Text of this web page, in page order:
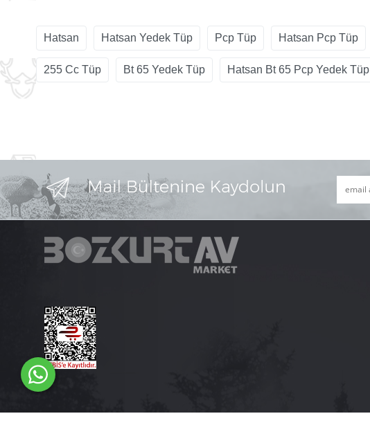
Hatsan Hatsan Yedek Tüp Pcp Tüp Hatsan Pcp Tüp
255 Cc Tüp Bt 65 Yedek Tüp Hatsan Bt 65 Pcp Yedek Tüp